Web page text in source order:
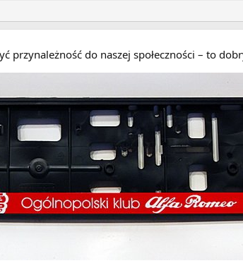
przynależność do naszej społeczności – to